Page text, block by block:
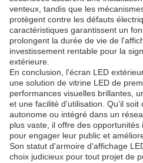
venteux, tandis que les
protègent contre les défauts
caractéristiques garantissent un
prolongent la durée de vie de
investissement rentable pour la
extérieure.
En conclusion, l'écran LED
une solution de vitrine LED de
performances visuelles brillantes,
et une facilité d'utilisation. Qu'il soit
autonome ou intégré dans un
plus vaste, il offre des
pour engager leur public et
Son statut d'armoire d'affichage
choix judicieux pour tout projet de